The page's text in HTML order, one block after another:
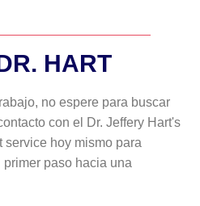
HART
no espere para buscar
con el Dr. Jeffery Hart's
service hoy mismo para
paso hacia una